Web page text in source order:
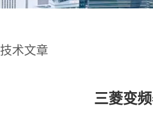
技术文章
三菱变